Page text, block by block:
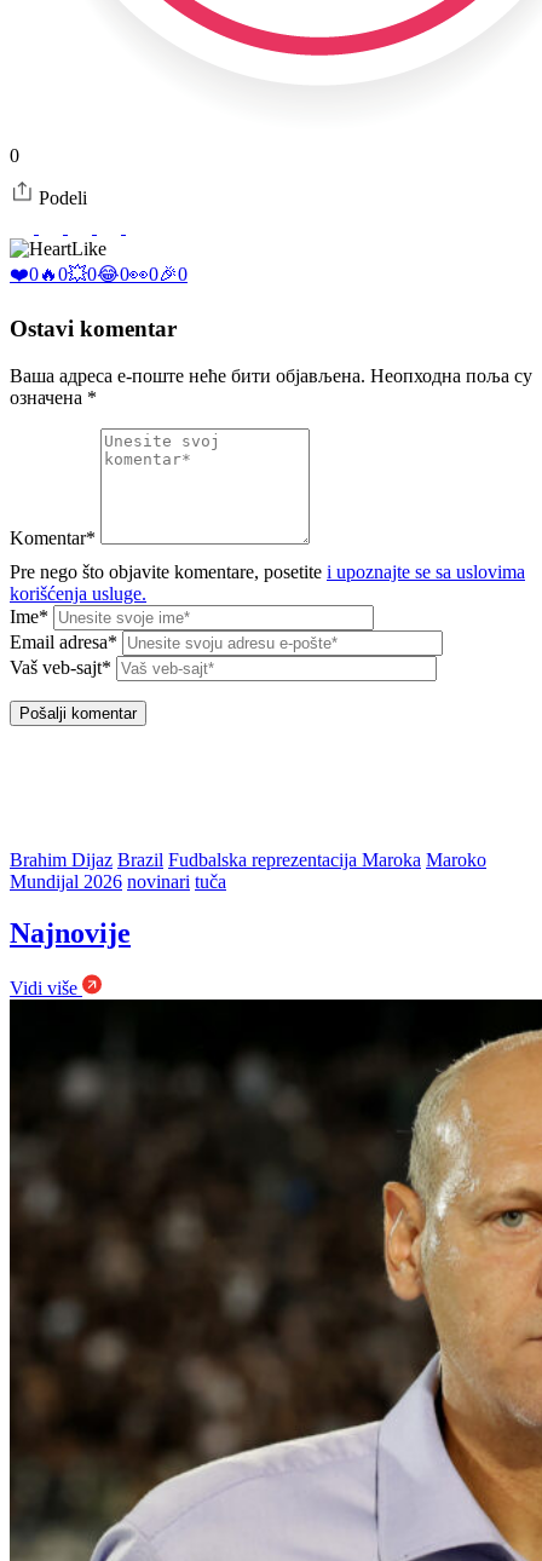
0
Podeli
Like
❤️0🔥0💥0😂0👀0🎉0
Ostavi komentar
Ваша адреса е-поште неће бити објављена. Неопходна поља су
означена *
Komentar*
Pre nego što objavite komentare, posetite i upoznajte se sa uslovima
korišćenja usluge.
Ime*
Email adresa*
Vaš veb-sajt*
Brahim Dijaz Brazil Fudbalska reprezentacija Maroka Maroko
Mundijal 2026 novinari tuča
Najnovije
Vidi više